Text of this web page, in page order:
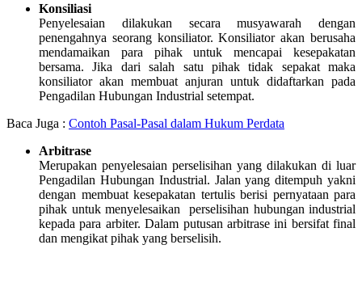
Konsiliasi
Penyelesaian dilakukan secara musyawarah dengan
penengahnya seorang konsiliator. Konsiliator akan berusaha
mendamaikan para pihak untuk mencapai kesepakatan
bersama. Jika dari salah satu pihak tidak sepakat maka
konsiliator akan membuat anjuran untuk didaftarkan pada
Pengadilan Hubungan Industrial setempat.
Baca Juga : Contoh Pasal-Pasal dalam Hukum Perdata
Arbitrase
Merupakan penyelesaian perselisihan yang dilakukan di luar
Pengadilan Hubungan Industrial. Jalan yang ditempuh yakni
dengan membuat kesepakatan tertulis berisi pernyataan para
pihak untuk menyelesaikan perselisihan hubungan industrial
kepada para arbiter. Dalam putusan arbitrase ini bersifat final
dan mengikat pihak yang berselisih.